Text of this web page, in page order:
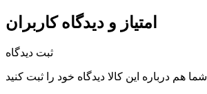
امتیاز و دیدگاه کاربران
ثبت دیدگاه
شما هم درباره این کالا دیدگاه خود را ثبت کنید